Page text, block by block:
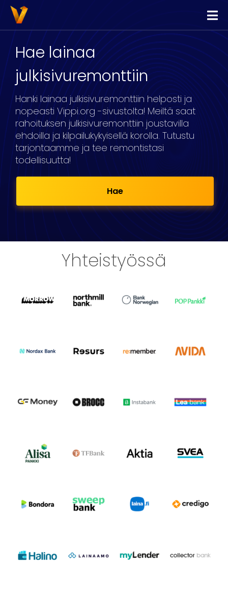
Vippi
Lainaa
Kilpailuta Lainat
Yhdistä Lainat
Yrityslimiitti
Hae lainaa
julkisivuremonttiin
Hanki lainaa julkisivuremonttiin helposti ja
nopeasti Vippi.org -sivustolta! Meiltä saat
rahoituksen julkisivuremonttiin joustavilla
ehdoilla ja kilpailukykyisellä korolla. Tutustu
tarjontaamme ja tee remontistasi
todellisuutta!
Hae
Yhteistyössä